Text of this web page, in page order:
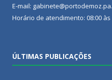
E-mail:
Horário de atendimento: 08:00 às
ÚLTIMAS PUBLICAÇÕES